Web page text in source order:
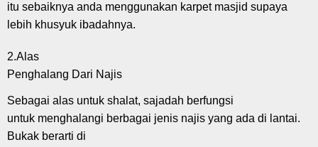
itu sebaiknya anda menggunakan karpet masjid supaya
lebih khusyuk ibadahnya.
2.Alas
Penghalang Dari Najis
Sebagai alas untuk shalat, sajadah berfungsi
untuk menghalangi berbagai jenis najis yang ada di lantai.
Bukak berarti di